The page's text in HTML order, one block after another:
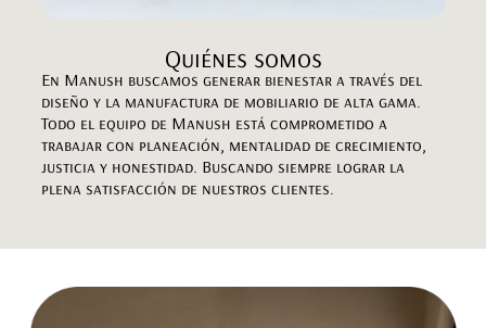
Quiénes somos
En Manush buscamos generar bienestar a través del
diseño y la manufactura de mobiliario de alta gama.
Todo el equipo de Manush está comprometido a
trabajar con planeación, mentalidad de crecimiento,
justicia y honestidad. Buscando siempre lograr la
plena satisfacción de nuestros clientes.